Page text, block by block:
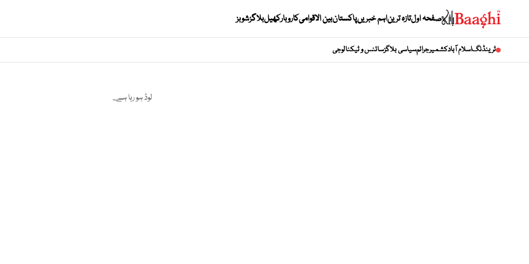
صفحہ اولتازہ تریناہم خبریںپاکستانبین الاقوامیکاروبارکھیلبلاگزشوبز
ٹرینڈنگاسلام آبادکشمیرجرائمسیاسی بلاگزسائنس و ٹیکنالوجی
لوڈ ہو رہا ہے...